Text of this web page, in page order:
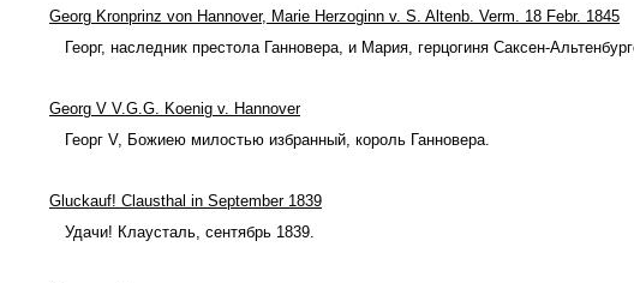
Georg Kronprinz von Hannover, Marie Herzoginn v. S. Altenb. Verm. 18 Febr. 1845
Георг, наследник престола Ганновера, и Мария, герцогиня Саксен-
Georg V V.G.G. Koenig v. Hannover
Георг V, Божиею милостью избранный, король Ганновера.
Gluckauf! Clausthal in September 1839
Удачи! Клаусталь, сентябрь 1839.